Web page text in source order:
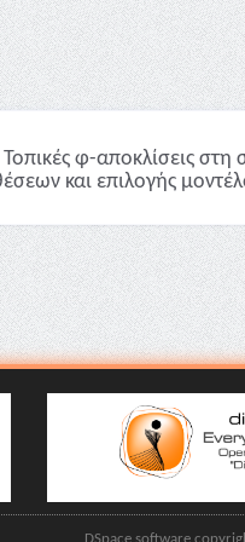
φ-αποκλίσεις στη
και επιλογής